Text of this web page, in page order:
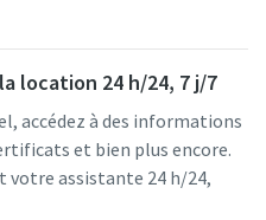
location 24 h/24, 7 j/7
accédez à des informations
et bien plus encore.
assistante 24 h/24,